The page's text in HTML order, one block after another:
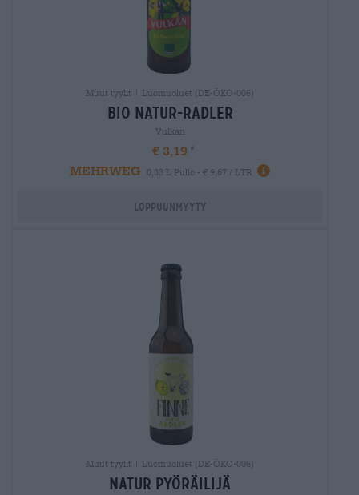
Muut tyylit | Luomuoluet (DE-ÖKO-006)
bio natur-radler
Vulkan
€ 3,19
MEHRWEG
0,33 L Pullo - € 9,67 / LTR
Loppuunmyyty
Muut tyylit | Luomuoluet (DE-ÖKO-006)
natur Pyöräilijä